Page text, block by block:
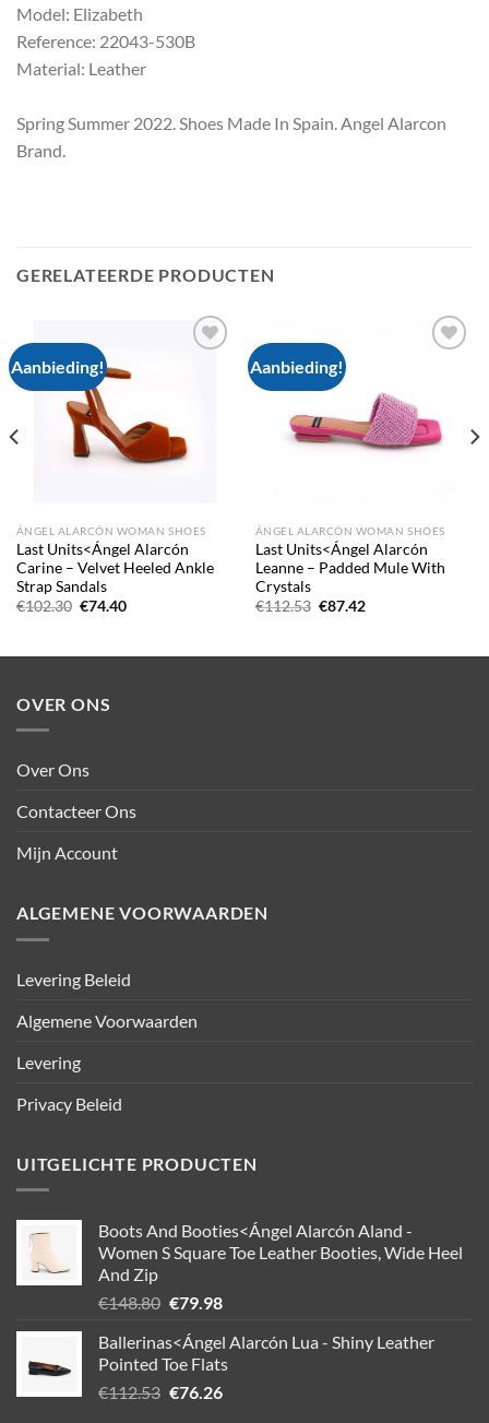
Model: Elizabeth
Reference: 22043-530B
Material: Leather
Spring Summer 2022. Shoes Made In Spain. Angel Alarcon
Brand.
GERELATEERDE PRODUCTEN
Aanbieding!
ÁNGEL ALARCÓN WOMAN SHOES
Last Units<Ángel Alarcón
Carine – Velvet Heeled Ankle
Strap Sandals
€102.30 Oorspronkelijke
€74.40Huidige
Aanbieding!
ÁNGEL ALARCÓN WOMAN SHOES
Last Units<Ángel Alarcón
Leanne – Padded Mule With
Crystals
€112.53 Oorspronkelijke
€87.42Huidige
OVER ONS
Over Ons
Contacteer Ons
Mijn Account
ALGEMENE VOORWAARDEN
Levering Beleid
Algemene Voorwaarden
Levering
Privacy Beleid
UITGELICHTE PRODUCTEN
Boots And Booties<Ángel Alarcón Aland -
Women S Square Toe Leather Booties, Wide Heel
And Zip
€148.80 Oorspronkelijke
was:
€148.80.
€79.98Huidige
is:
€79.98.
Ballerinas<Ángel Alarcón Lua - Shiny Leather
Pointed Toe Flats
€112.53 Oorspronkelijke
€76.26Huidige